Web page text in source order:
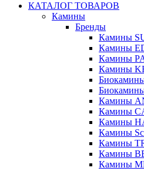
КАТАЛОГ ТОВАРОВ
Камины
Бренды
Камины
Камины
Камины
Камины
Камины
Камины
Камины
Камины
Камины
Камины
Камины